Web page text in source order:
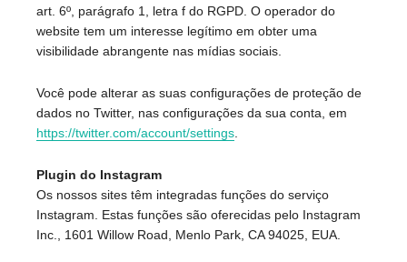
art. 6º, parágrafo 1, letra f do RGPD. O operador do
website tem um interesse legítimo em obter uma
visibilidade abrangente nas mídias sociais.
Você pode alterar as suas configurações de proteção de
dados no Twitter, nas configurações da sua conta, em
https://twitter.com/account/settings.
Plugin do Instagram
Os nossos sites têm integradas funções do serviço
Instagram. Estas funções são oferecidas pelo Instagram
Inc., 1601 Willow Road, Menlo Park, CA 94025, EUA.